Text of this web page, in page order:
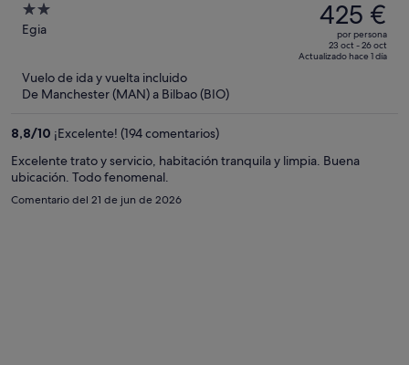
2
out
Egia
precio
era
de
562 €,
por
425 €
por persona
23 oct - 26 oct
Actualizado hace 1 día
Vuelo de ida y vuelta incluido
De Manchester (MAN) a Bilbao (BIO)
8,8/10 ¡Excelente! (194 comentarios)
Excelente trato y servicio, habitación tranquila y limpia. Buena
ubicación. Todo fenomenal.
Comentario del 21 de jun de 2026